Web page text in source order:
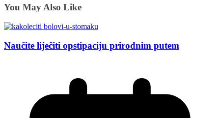
You May Also Like
Naučite liječiti opstipaciju prirodnim putem